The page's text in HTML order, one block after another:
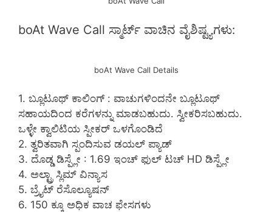
boAt Wave Call ಸ್ಮಾರ್ಟ್ ವಾಚಿನ ವೈಶಿಷ್ಟ್ಯಗಳು:
boAt Wave Call Details
1. ಬ್ಲೂಟೂಥ್ ಕಾಲಿಂಗ್ : ವಾಚುಗಳಿಂದನೇ ಬ್ಲೂಟೂಥ್
ಸಹಾಯದಿಂದ ಕರೆಗಳನ್ನು ಮಾಡಬಹುದು. ಸ್ವೀಕರಿಸಬಹುದು.
ಒಳ್ಳೇ ಕ್ವಾಲಿಟಿಯ ಸ್ಪೀಕರ್ ಒಳಗೊಂಡಿದೆ
2. ತ್ವರಿತವಾಗಿ ಸ್ಪಂದಿಸುವ ಡಯಲ್ ಪ್ಯಾಡ್
3. ದೊಡ್ಡ ಡಿಸ್ಪ್ಲೇ : 1.69 ಇಂಚ್ ಫುಲ್ ಟಚ್ HD ಡಿಸ್ಪ್ಲೇ
4. ಅಲ್ಟ್ರಾ ಸ್ಲಿಮ್ ವಿನ್ಯಾಸ
5. ಬ್ರೈಟ್ ರೆಸೊಲ್ಯೂಷನ್
6. 150 ಕ್ಕೂ ಅಧಿಕ ವಾಚ ಫೇಸಗಳು